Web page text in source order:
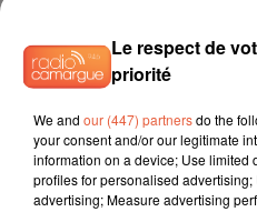
Le respect de
priorité
We and our (447) partnersdo the
your consent and/or our legitimate
information on a device; Use limited
profiles for personalised
advertising; Measure advertising